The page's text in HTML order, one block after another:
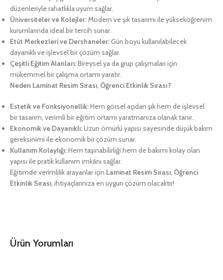
düzenleriyle rahatlıkla uyum sağlar.
Üniversiteler ve Kolejler:Modern ve şık tasarımı ile yükseköğrenim
kurumlarında ideal bir tercih sunar.
Etüt Merkezleri ve Dershaneler:Gün boyu kullanılabilecek
dayanıklı ve işlevsel bir çözüm sağlar.
Çeşitli Eğitim Alanları:Bireysel ya da grup çalışmaları için
mükemmel bir çalışma ortamı yaratır.
Neden Laminat Resim Sırası, Öğrenci Etkinlik Sırası?
Estetik ve Fonksiyonellik:Hem görsel açıdan şık hem de işlevsel
bir tasarım, verimli bir eğitim ortamı yaratmanıza olanak tanır.
Ekonomik ve Dayanıklı:Uzun ömürlü yapısı sayesinde düşük bakım
gereksinimi ile ekonomik bir çözüm sunar.
Kullanım Kolaylığı:Hem taşınabilirliği hem de bakımı kolay olan
yapısı ile pratik kullanım imkânı sağlar.
Eğitimde verimlilik arayanlar için Laminat Resim Sırası, Öğrenci
Etkinlik Sırası, ihtiyaçlarınıza en uygun çözüm olacaktır!
Ürün Yorumları